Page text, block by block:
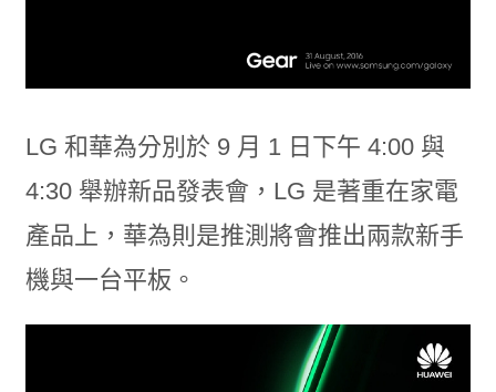
LG 和華為分別於 9 月 1 日下午 4:00 與
4:30 舉辦新品發表會，LG 是著重在家電
產品上，華為則是推測將會推出兩款新手
機與一台平板。